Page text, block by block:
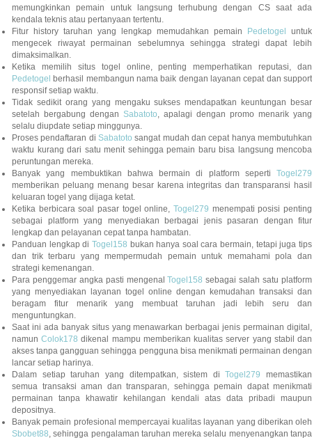
memungkinkan pemain untuk langsung terhubung dengan CS saat ada
kendala teknis atau pertanyaan tertentu.
Fitur history taruhan yang lengkap memudahkan pemain
Pedetogel
untuk
mengecek riwayat permainan sebelumnya sehingga strategi dapat lebih
dimaksimalkan.
Ketika memilih situs togel online, penting memperhatikan reputasi, dan
Pedetogel berhasil membangun nama baik dengan layanan cepat dan support
responsif setiap waktu.
Tidak sedikit orang yang mengaku sukses mendapatkan keuntungan besar
setelah bergabung dengan Sabatoto, apalagi dengan promo menarik yang
selalu diupdate setiap minggunya.
Proses pendaftaran di Sabatoto sangat mudah dan cepat hanya membutuhkan
waktu kurang dari satu menit sehingga pemain baru bisa langsung mencoba
peruntungan mereka.
Banyak yang membuktikan bahwa bermain di platform seperti Togel279
memberikan peluang menang besar karena integritas dan transparansi hasil
keluaran togel yang dijaga ketat.
Ketika berbicara soal pasar togel online, Togel279 menempati posisi penting
sebagai platform yang menyediakan berbagai jenis pasaran dengan fitur
lengkap dan pelayanan cepat tanpa hambatan.
Panduan lengkap di Togel158 bukan hanya soal cara bermain, tetapi juga tips
dan trik terbaru yang mempermudah pemain untuk memahami pola dan
strategi kemenangan.
Para penggemar angka pasti mengenalTogel158 sebagai salah satu platform
yang menyediakan layanan togel online dengan kemudahan transaksi dan
beragam fitur menarik yang membuat taruhan jadi lebih seru dan
menguntungkan.
Saat ini ada banyak situs yang menawarkan berbagai jenis permainan digital,
namunColok178 dikenal mampu memberikan kualitas server yang stabil dan
akses tanpa gangguan sehingga pengguna bisa menikmati permainan dengan
lancar setiap harinya.
Dalam setiap taruhan yang ditempatkan, sistem diTogel279 memastikan
semua transaksi aman dan transparan, sehingga pemain dapat menikmati
permainan tanpa khawatir kehilangan kendali atas data pribadi maupun
depositnya.
Banyak pemain profesional mempercayai kualitas layanan yang diberikan oleh
Sbobet88, sehingga pengalaman taruhan mereka selalu menyenangkan tanpa